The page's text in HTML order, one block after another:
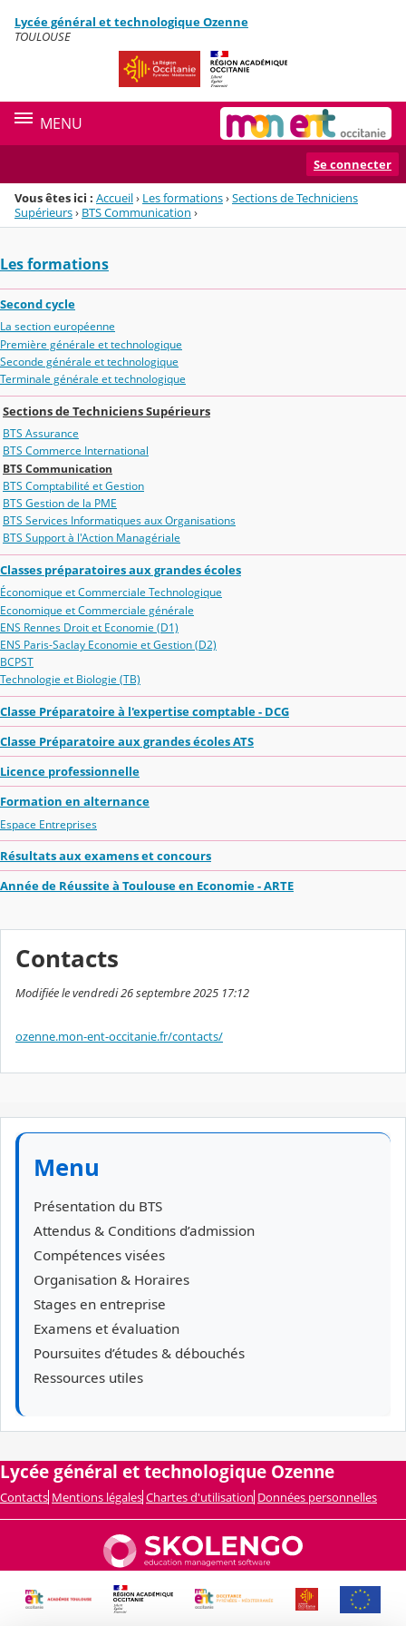
Menu de la rubrique
Contenu
Lycée général et technologique Ozenne
TOULOUSE
MENU
Se connecter
Vous êtes ici : Accueil› Les formations›Sections de Techniciens
Supérieurs› BTS Communication ›
Les formations
Second cycle
La section européenne
Première générale et technologique
Seconde générale et technologique
Terminale générale et technologique
Sections de Techniciens Supérieurs
BTS Assurance
BTS Commerce International
BTS Communication
BTS Comptabilité et Gestion
BTS Gestion de la PME
BTS Services Informatiques aux Organisations
BTS Support à l'Action Managériale
Classes préparatoires aux grandes écoles
Économique et Commerciale Technologique
Economique et Commerciale générale
ENS Rennes Droit et Economie (D1)
ENS Paris-Saclay Economie et Gestion (D2)
BCPST
Technologie et Biologie (TB)
Classe Préparatoire à l'expertise comptable - DCG
Classe Préparatoire aux grandes écoles ATS
Licence professionnelle
Formation en alternance
Espace Entreprises
Résultats aux examens et concours
Année de Réussite à Toulouse en Economie - ARTE
Contacts
Modifiée le vendredi 26 septembre 2025 17:12
ozenne.mon-ent-occitanie.fr/contacts/
Menu
Présentation du BTS
Attendus & Conditions d’admission
Compétences visées
Organisation & Horaires
Stages en entreprise
Examens et évaluation
Poursuites d’études & débouchés
Ressources utiles
Lycée général et technologique Ozenne
Contacts Mentions légales Chartes d'utilisation Données personnelles